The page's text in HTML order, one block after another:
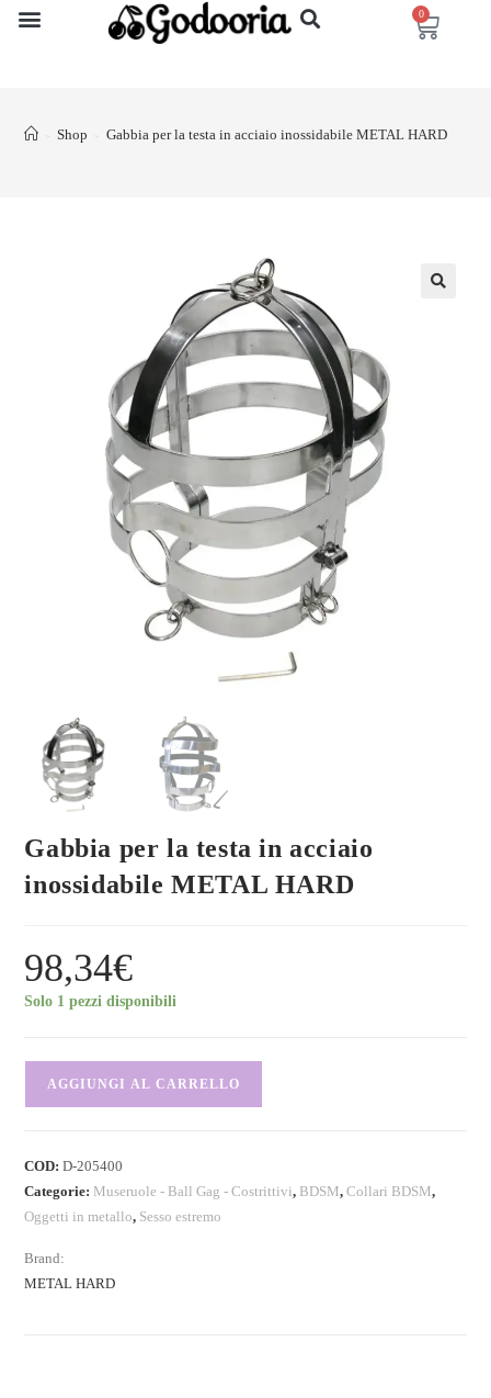
0
> Shop > Gabbia per la testa in acciaio inossidabile METAL HARD
Gabbia per la testa in acciaio
inossidabile METAL HARD
98,34€
Solo 1 pezzi disponibili
AGGIUNGI AL CARRELLO
COD:D-205400
Categorie: Museruole - Ball Gag - Costrittivi, BDSM,Collari BDSM,
Oggetti in metallo, Sesso estremo
Brand:
METAL HARD